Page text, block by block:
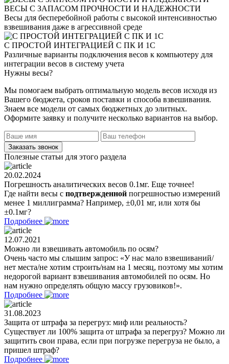
ВЕСЫ С ЗАПАСОМ ПРОЧНОСТИ И НАДЕЖНОСТИ
Весы для бесперебойной работы с высокой интенсивностью
взвешивания даже в агрессивной среде
С ПРОСТОЙ ИНТЕГРАЦИЕЙ С ПК И 1С
Различные варианты подключения весов к компьютеру для
интеграции весов в систему учета
Нужны весы?
Мы помогаем выбрать оптимальную модель весов исходя из
Вашего бюджета, сроков поставки и способа взвешивания.
Знаем все модели от самых бюджетных до элитных.
Оформите заявку и получите несколько вариантов на выбор.
Полезные статьи для этого раздела
20.02.2024
Погрешность аналитических весов 0.1мг. Еще точнее!
Где найти весы с подтвержденной погрешностью измерений
менее 1 миллиграмма? Например, ±0,01 мг, или хотя бы
±0.1мг?
Подробнее
12.07.2021
Можно ли взвешивать автомобиль по осям?
Очень часто мы слышим запрос: «У нас мало взвешиваний/
нет места/не хотим строить/нам на 1 месяц, поэтому мы хотим
недорогой вариант взвешивания автомобилей по осям. Но
нам нужно определять общую массу грузовиков!».
Подробнее
31.08.2023
Защита от штрафа за перегруз: миф или реальность?
Существует ли 100% защита от штрафа за перегруз? Можно ли
защитить свои права, если при погрузке перегруза не было, а
пришел штраф?
Подробнее